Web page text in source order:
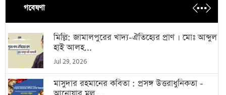
গবেষণা
মিল্লি: জামালপুরের খাদ্য-ঐতিহ্যের প্রাণ । মোঃ আব্দুল
হাই আলহ...
Jul 29, 2026
মাসুদার রহমানের কবিতা : প্রসঙ্গ উত্তরাধুনিকতা -